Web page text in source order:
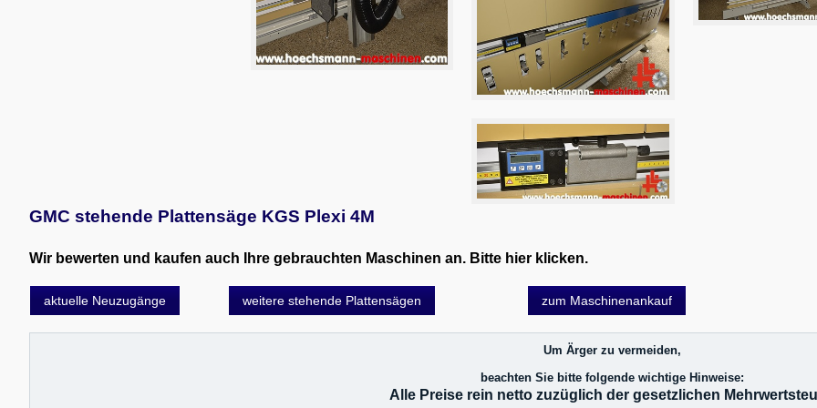
GMC stehende Plattensäge KGS Plexi 4M
Wir bewerten und kaufen auch Ihre gebrauchten Maschinen an. Bitte hier klicken.
aktuelle Neuzugänge weitere stehende Plattensägen zum Maschinenankauf
Um Ärger zu vermeiden,
beachten Sie bitte folgende wichtige Hinweise:
Alle Preise rein netto zuzüglich der gesetzlichen